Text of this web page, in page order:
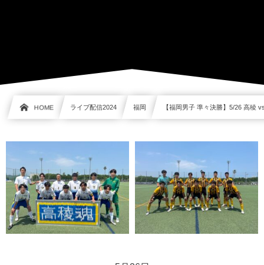
HOME ライブ配信2024 福岡 【福岡男子 準々決勝】5/26 高稜